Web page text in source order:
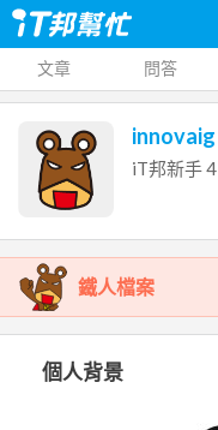
文章 問答
innovaig
iT邦新手4
鐵人檔案
個人背景